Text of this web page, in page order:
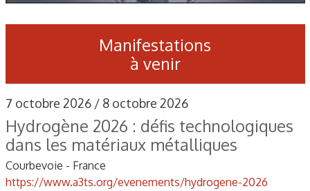
Manifestations
à venir
7 octobre 2026 / 8 octobre 2026
Hydrogène 2026 : défis technologiques
dans les matériaux métalliques
Courbevoie - France
https://www.a3ts.org/evenements/hydrogene-2026